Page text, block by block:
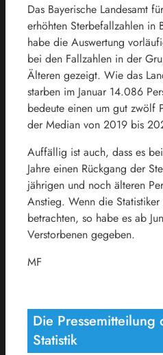
Das Bayerische Landesamt
erhöhten Sterbefallzahlen in
habe die Auswertung
bei den Fallzahlen in der
Älteren gezeigt. Wie das
starben im Januar 14.086
bedeute einen um gut zwölf
der Median von 2019 bis
Auffällig ist auch, dass es
Jahre einen Rückgang der
jährigen und noch älteren
Anstieg. Wenn die
betrachten, so habe es ab
Verstorbenen gegeben.
MF
Die Pressemitteilung
Statistik